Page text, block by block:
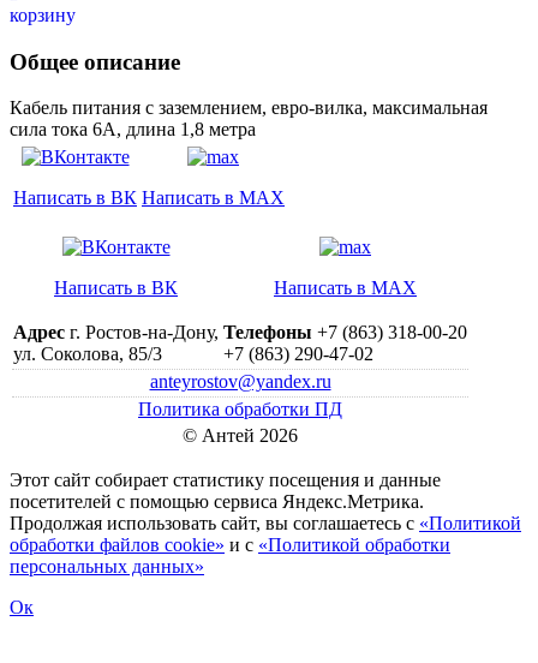
Общее описание
Кабель питания с заземлением, евро-вилка, максимальная
сила тока 6А, длина 1,8 метра
Написать в ВК Написать в MAX
Написать в ВК Написать в MAX
Адрес г. Ростов-на-Дону,
ул. Соколова, 85/3
Телефоны +7 (863) 318-00-20
+7 (863) 290-47-02
anteyrostov@yandex.ru
Политика обработки ПД
© Антей 2026
Этот сайт собирает статистику посещения и данные
посетителей c помощью сервиса Яндекс.Метрика.
Продолжая использовать сайт, вы соглашаетесь с «Политикой
обработки файлов cookie» и с «Политикой обработки
персональных данных»
Ок